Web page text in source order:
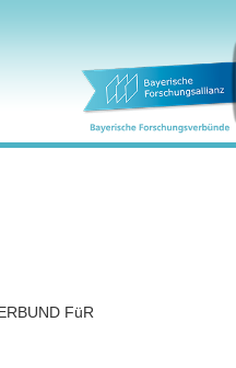
FüR